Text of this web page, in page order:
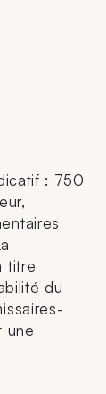
: 750
titre
du
une